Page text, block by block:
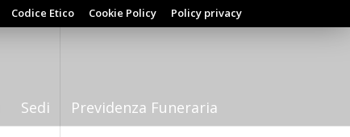
Codice Etico Cookie Policy Policy privacy
Sedi Previdenza Funeraria